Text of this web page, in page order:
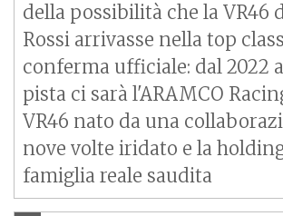
della possibilità che la VR46
Rossi arrivasse nella top
conferma ufficiale: dal 2022
pista ci sarà l'ARAMCO
VR46 nato da una
nove volte iridato e la
famiglia reale saudita